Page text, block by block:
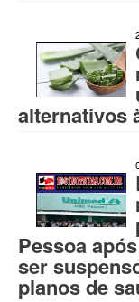
alternativos
Pessoa
ser
planos de